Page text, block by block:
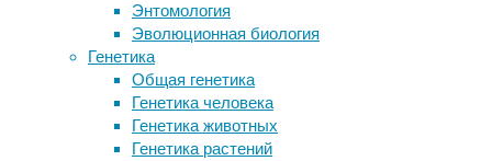
Энтомология
Эволюционная биология
Генетика
Общая генетика
Генетика человека
Генетика животных
Генетика растений
безобидным.